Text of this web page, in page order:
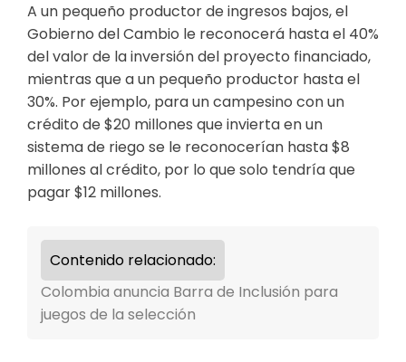
A un pequeño productor de ingresos bajos, el
Gobierno del Cambio le reconocerá hasta el 40%
del valor de la inversión del proyecto financiado,
mientras que a un pequeño productor hasta el
30%. Por ejemplo, para un campesino con un
crédito de $20 millones que invierta en un
sistema de riego se le reconocerían hasta $8
millones al crédito, por lo que solo tendría que
pagar $12 millones.
Contenido relacionado:
Colombia anuncia Barra de Inclusión para
juegos de la selección